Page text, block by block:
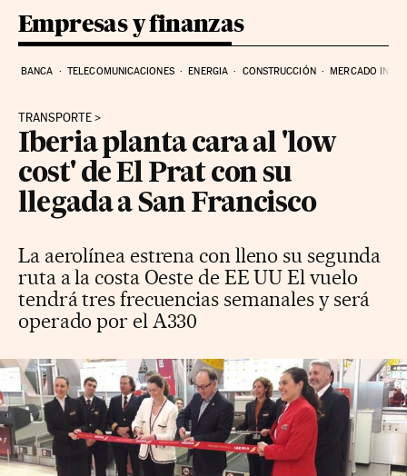
Empresas y finanzas
BANCA TELECOMUNICACIONES ENERGIA CONSTRUCCIÓN MERCADO
TRANSPORTE
Iberia planta cara al 'low
cost' de El Prat con su
llegada a San Francisco
La aerolínea estrena con lleno su segunda
ruta a la costa Oeste de EE UU El vuelo
tendrá tres frecuencias semanales y será
operado por el A330